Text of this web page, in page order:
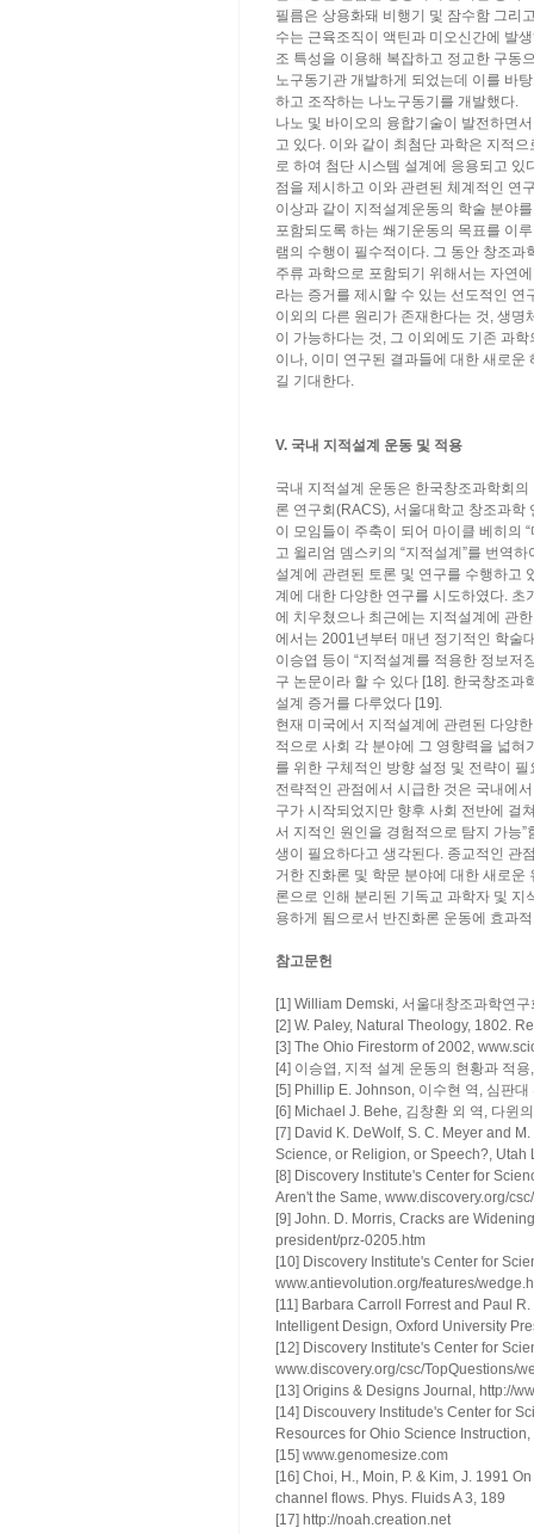
필름은 상용화돼 비행기 및 잠수함 그리
수는 근육조직이 액틴과 미오신간에 발
조 특성을 이용해 복잡하고 정교한 구동
노구동기관 개발하게 되었는데 이를 바
하고 조작하는 나노구동기를 개발했다.
나노 및 바이오의 융합기술이 발전하면
고 있다. 이와 같이 최첨단 과학은 지적
로 하여 첨단 시스템 설계에 응용되고
점을 제시하고 이와 관련된 체계적인 연
이상과 같이 지적설계운동의 학술 분야
포함되도록 하는 쐐기운동의 목표를 이
램의 수행이 필수적이다. 그 동안 창조
주류 과학으로 포함되기 위해서는 자연
라는 증거를 제시할 수 있는 선도적인
이외의 다른 원리가 존재한다는 것, 생
이 가능하다는 것, 그 이외에도 기존 과
이나, 이미 연구된 결과들에 대한 새로
길 기대한다.
V. 국내 지적설계 운동 및 적용
국내 지적설계 운동은 한국창조과학회
론 연구회(RACS), 서울대학교 창조과
이 모임들이 주축이 되어 마이클 베히의
고 윌리엄 뎀스키의 “지적설계”를 번역
설계에 관련된 토론 및 연구를 수행하고
계에 대한 다양한 연구를 시도하였다.
에 치우쳤으나 최근에는 지적설계에 관
에서는 2001년부터 매년 정기적인 학술
이승엽 등이 “지적설계를 적용한 정보저
구 논문이라 할 수 있다 [18]. 한국창조
설계 증거를 다루었다 [19].
현재 미국에서 지적설계에 관련된 다양
적으로 사회 각 분야에 그 영향력을 넓
를 위한 구체적인 방향 설정 및 전략이
전략적인 관점에서 시급한 것은 국내에
구가 시작되었지만 향후 사회 전반에 걸
서 지적인 원인을 경험적으로 탐지 가능
생이 필요하다고 생각된다. 종교적인 관
거한 진화론 및 학문 분야에 대한 새로
론으로 인해 분리된 기독교 과학자 및 지
용하게 됨으로서 반진화론 운동에 효과
참고문헌
[1] William Demski, 서울대창조과학연
[2] W. Paley, Natural Theology, 1802.
[3] The Ohio Firestorm of 2002,
[4] 이승엽, 지적 설계 운동의 현황과 적
[5] Phillip E. Johnson, 이수현 역, 심판
[6] Michael J. Behe, 김창환 외 역, 다윈
[7] David K. DeWolf, S. C. Meyer and
Science, or Religion, or Speech?, Utah
[8] Discovery Institute's Center for
Aren't the Same, www.discovery.org/
[9] John. D. Morris, Cracks are
president/prz-0205.htm
[10] Discovery Institute's Center for
www.antievolution.org/features/
[11] Barbara Carroll Forrest and Paul
Intelligent Design, Oxford University
[12] Discovery Institute's Center for
www.discovery.org/csc/TopQuestions/
[13] Origins & Designs Journal, http://
[14] Discouvery Institude's Center for
Resources for Ohio Science
[15] www.genomesize.com
[16] Choi, H., Moin, P. & Kim, J. 1991
channel flows. Phys. Fluids A 3, 189
[17] http://noah.creation.net